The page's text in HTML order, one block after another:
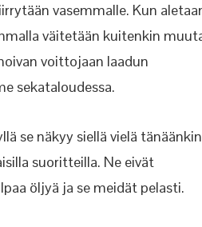
vasemmalle. Kun
väitetään kuitenkin
voittojaan laadun
sekataloudessa.
se näkyy siellä vielä
suoritteilla. Ne eivät
öljyä ja se meidät pelasti.